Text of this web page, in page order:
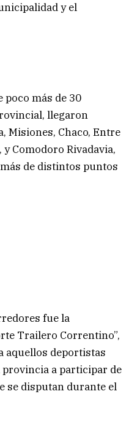
y el
poco más de 30
llegaron
Misiones, Chaco, Entre
Comodoro Rivadavia,
de distintos puntos
fue la
Trailero Correntino”,
aquellos deportistas
provincia a participar de
se disputan durante el